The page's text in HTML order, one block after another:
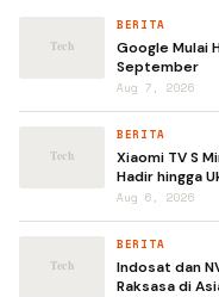
BERITA
Google Mulai
September
Aug 7, 2026
BERITA
Xiaomi TV S
Hadir hingga
Aug 6, 2026
BERITA
Indosat dan
Raksasa di